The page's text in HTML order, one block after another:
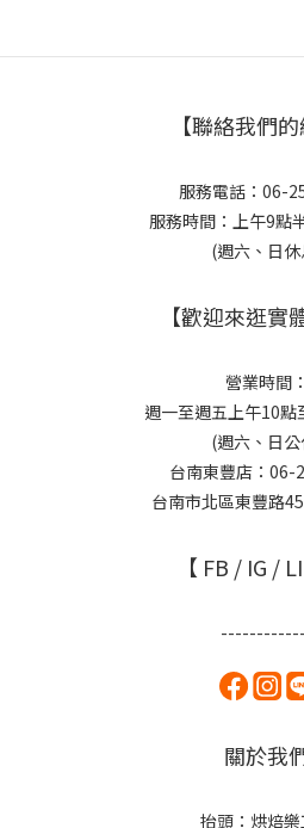
【聯絡我們的
服務電話：06-
服務時間：上午9點
(週六、日
【歡迎來逛實
營業時間：
週一至週五上午10點
(週六、日
台南東豐店：06-
台南市北區東豐路
【 FB / IG /
關於我
抬頭：烘焙